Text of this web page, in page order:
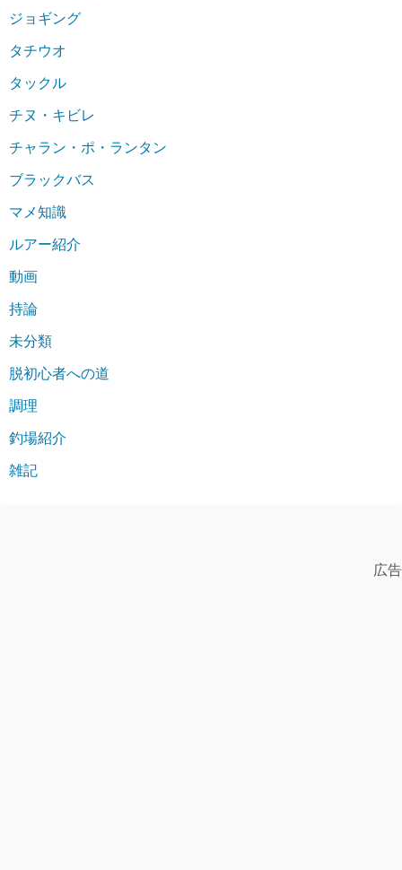
ジョギング
タチウオ
タックル
チヌ・キビレ
チャラン・ポ・ランタン
ブラックバス
マメ知識
ルアー紹介
動画
持論
未分類
脱初心者への道
調理
釣場紹介
雑記
広告